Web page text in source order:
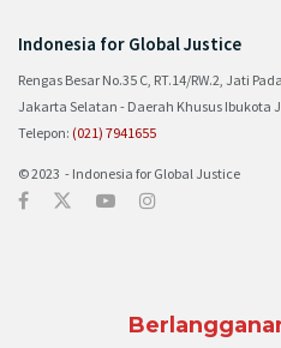
Indonesia for Global Justice
Rengas Besar No.35 C, RT.14/RW.2, Jati
Jakarta Selatan - Daerah Khusus Ibukota
Telepon: (021) 7941655
© 2023 - Indonesia for Global Justice